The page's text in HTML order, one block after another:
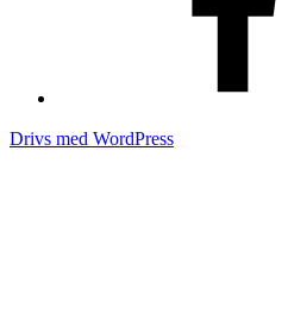
Drivs med WordPress